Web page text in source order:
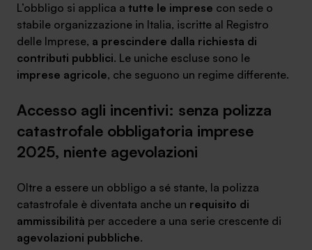
L’obbligo si applica a tutte le imprese con sede o
stabile organizzazione in Italia, iscritte al Registro
delle Imprese, a prescindere dalla richiesta di
contributi pubblici. Le uniche escluse sono le
imprese agricole, che seguono un regime differente.
Accesso agli incentivi: senza polizza
catastrofale obbligatoria imprese
2025, niente agevolazioni
Oltre a essere un obbligo a sé stante, la polizza
catastrofale è diventata anche un requisito di
ammissibilità per accedere a una serie crescente di
agevolazioni pubbliche.